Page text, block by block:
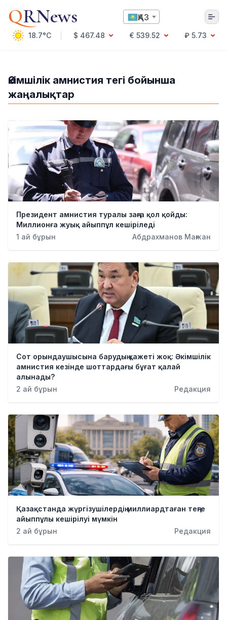
QRNews ҚАЗ
18.7°C $ 467.48 € 539.52
₽ 5.73
Саясат
Технология
Экономика
Әлемде
Қоғам
Білім және Ғылым
Оқиға
Спорт
Денсаулық
Бизнес
Қылмыс
Әкімшілік амнистия тегі бойынша
жаңалықтар
Президент амнистия туралы заңға қол қойды:
Миллионға жуық айыппұл кешіріледі
1 ай бұрын
Абдрахманов Мағжан
Сот орындаушысына барудың қажеті жоқ: Әкімшілік
амнистия кезінде шоттардағы бұғат қалай
алынады?
2 ай бұрын
Редакция
Қазақстанда жүргізушілердің миллиардтаған теңге
айыппұлы кешірілуі мүмкін
2 ай бұрын
Редакция